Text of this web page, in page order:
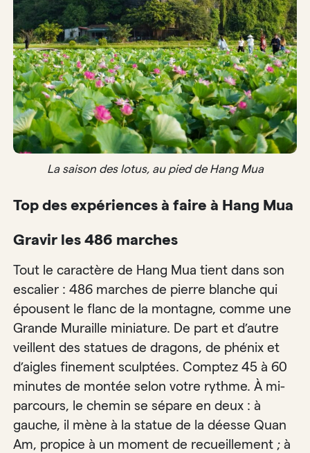
La saison des lotus, au pied de Hang Mua
Top des expériences à faire à Hang Mua
Gravir les 486 marches
Tout le caractère de Hang Mua tient dans son
escalier : 486 marches de pierre blanche qui
épousent le flanc de la montagne, comme une
Grande Muraille miniature. De part et d’autre
veillent des statues de dragons, de phénix et
d’aigles finement sculptées. Comptez 45 à 60
minutes de montée selon votre rythme. À mi-
parcours, le chemin se sépare en deux : à
gauche, il mène à la statue de la déesse Quan
Am, propice à un moment de recueillement ; à